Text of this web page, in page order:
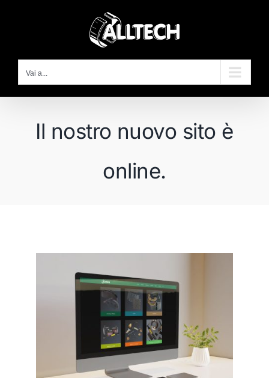
Vai a...
Il nostro nuovo sito è
online.